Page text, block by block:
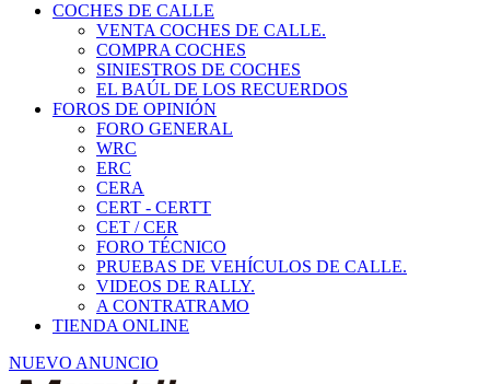
COCHES DE CALLE
VENTA COCHES DE CALLE.
COMPRA COCHES
SINIESTROS DE COCHES
EL BAÚL DE LOS RECUERDOS
FOROS DE OPINIÓN
FORO GENERAL
WRC
ERC
CERA
CERT - CERTT
CET / CER
FORO TÉCNICO
PRUEBAS DE VEHÍCULOS DE CALLE.
VIDEOS DE RALLY.
A CONTRATRAMO
TIENDA ONLINE
NUEVO ANUNCIO